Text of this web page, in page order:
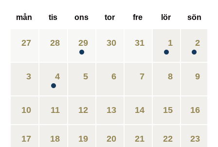
mån tis ons tor fre lör sön
27 28 29 30 31 1 2
3 4 5 6 7 8 9
10 11 12 13 14 15 16
17 18 19 20 21 22 23